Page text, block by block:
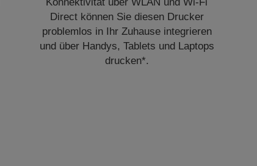
Direct können Sie diesen Drucker
problemlos in Ihr Zuhause integrieren
und über Handys, Tablets und Laptops
drucken*.